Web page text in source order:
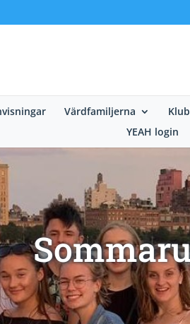
Värdfamiljerna
YEAH login